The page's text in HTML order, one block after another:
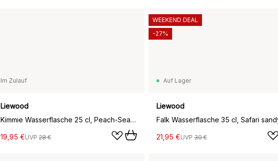
Im Zulauf
Liewood
Kimmie Wasserflasche 25 cl, Peach-Sea shell
19,95 €UVP 28 €
Auf Lager
Liewood
21,95 €UVP 30 €
WEEKEND DEAL
-27%